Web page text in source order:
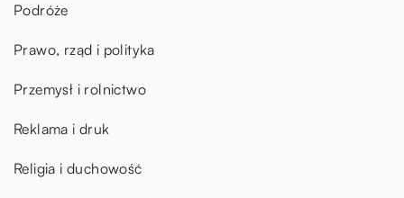
Podróże
Prawo, rząd i polityka
Przemysł i rolnictwo
Reklama i druk
Religia i duchowość